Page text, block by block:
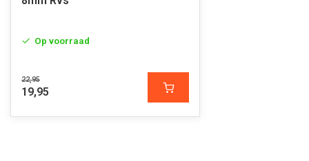
Op voorraad
22,95
19,95